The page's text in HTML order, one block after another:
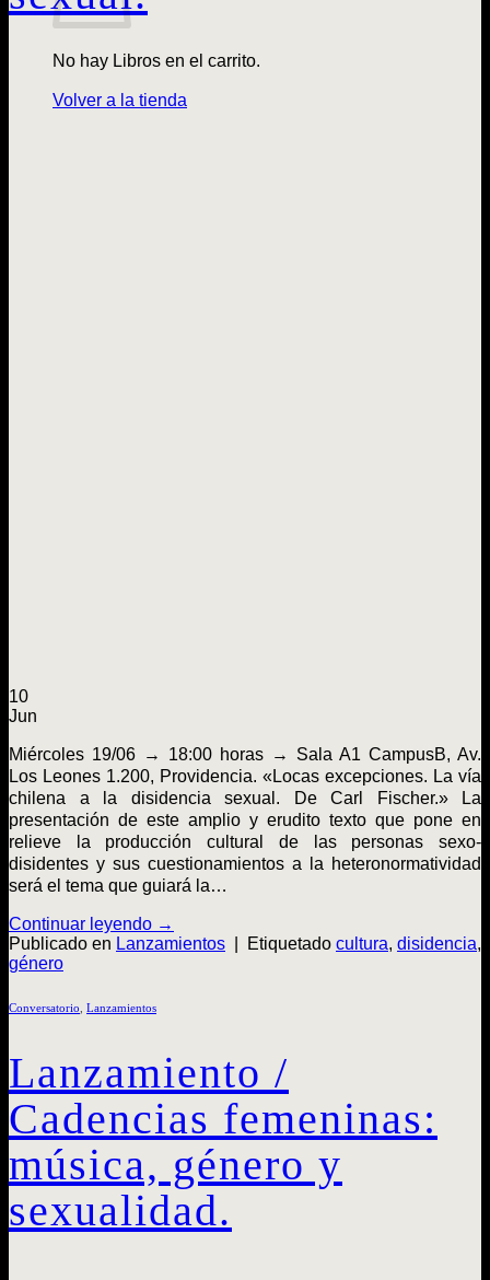
No hay Libros en el carrito.
Volver a la tienda
10
Jun
Miércoles 19/06 → 18:00 horas → Sala A1 CampusB, Av.
Los Leones 1.200, Providencia. «Locas excepciones. La vía
chilena a la disidencia sexual. De Carl Fischer.» La
presentación de este amplio y erudito texto que pone en
relieve la producción cultural de las personas sexo-
disidentes y sus cuestionamientos a la heteronormatividad
será el tema que guiará la…
Continuar leyendo →
Publicado en Lanzamientos Etiquetado cultura, disidencia,
género
Conversatorio Lanzamientos
Lanzamiento /
Cadencias femeninas:
música, género y
sexualidad.